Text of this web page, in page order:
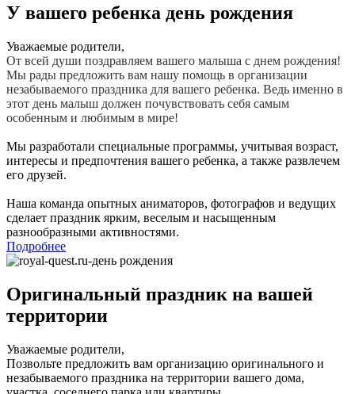
У вашего ребенка день рождения
Уважаемые родители,
От всей души поздравляем вашего малыша с днем рождения!
Мы рады предложить вам нашу помощь в организации
незабываемого праздника для вашего ребенка. Ведь именно в
этот день малыш должен почувствовать себя самым
особенным и любимым в мире!
Мы разработали специальные программы, учитывая возраст,
интересы и предпочтения вашего ребенка, а также развлечем
его друзей.
Наша команда опытных аниматоров, фотографов и ведущих
сделает праздник ярким, веселым и насыщенным
разнообразными активностями.
Подробнее
Оригинальный праздник на вашей
территории
Уважаемые родители,
Позвольте предложить вам организацию оригинального и
незабываемого праздника на территории вашего дома,